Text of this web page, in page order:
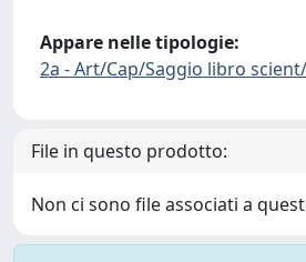
Appare nelle tipologie:
2a - Art/Cap/Saggio libro
File in questo prodotto:
Non ci sono file associati a